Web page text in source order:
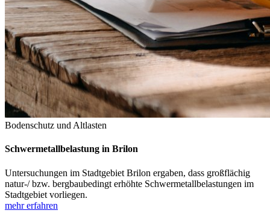
Bodenschutz und Altlasten
Schwermetallbelastung in Brilon
Untersuchungen im Stadtgebiet Brilon ergaben, dass großflächig
natur-/ bzw. bergbaubedingt erhöhte Schwermetallbelastungen im
Stadtgebiet vorliegen.
mehr erfahren